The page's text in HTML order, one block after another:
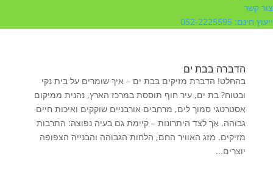
צור קשר
ייעוץ חינם: 052-2225595
הדברה בבת ים
בהחלט! הדברת מזיקים בבת ים – איך שומרים על בית נקי
ובטוח? בת ים, עיר חוף תוססת במרכז הארץ, נהנית ממיקום
אסטרטגי סמוך לים, מרחבים אורבניים שוקקים ואיכות חיים
גבוהה. אך לצד היתרונות – קיימת גם בעיה נפוצה: התרבות
מזיקים. מזג האוויר החם, הלחות הגבוהה והבנייה הצפופה
יוצרים...